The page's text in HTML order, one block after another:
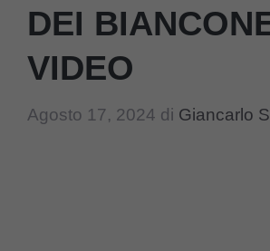
DEI
VIDEO
Agosto 17, 2024 di Giancarlo